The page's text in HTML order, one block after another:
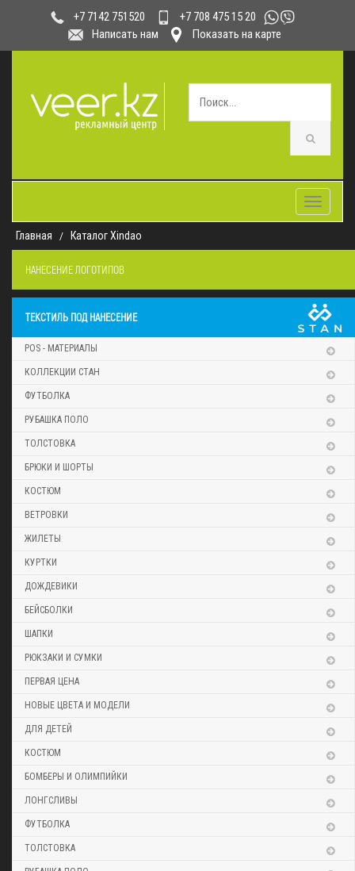
+7 7142 751520
+7 708 475 15 20
Написать нам
Показать на карте
Toggle
Главная
Каталог Xindao
НАНЕСЕНИЕ ЛОГОТИПОВ
ТЕКСТИЛЬ ПОД НАНЕСЕНИЕ
POS - МАТЕРИАЛЫ
КОЛЛЕКЦИИ СТАН
ФУТБОЛКА
РУБАШКА ПОЛО
ТОЛСТОВКА
БРЮКИ И ШОРТЫ
КОСТЮМ
ВЕТРОВКИ
ЖИЛЕТЫ
КУРТКИ
ДОЖДЕВИКИ
БЕЙСБОЛКИ
ШАПКИ
РЮКЗАКИ И СУМКИ
ПЕРВАЯ ЦЕНА
НОВЫЕ ЦВЕТА И МОДЕЛИ
ДЛЯ ДЕТЕЙ
КОСТЮМ
БОМБЕРЫ И ОЛИМПИЙКИ
ЛОНГСЛИВЫ
ФУТБОЛКА
ТОЛСТОВКА